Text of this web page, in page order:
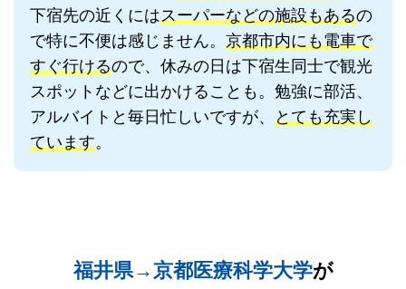
下宿先の近くには スーパーなどの施設もあるの
で特に不便は感じません。京都市内にも電車で
すぐ行けるので、休みの日は下宿生同士で観光
スポットなどに出かけることも。勉強に部活、
アルバイトと毎日忙しいですが、
とても充実し
ています。
福井県→京都医療科学大学が